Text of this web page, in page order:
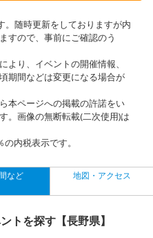
随時更新をしておりますが内
すので、事前にご確認のう
り、イベントの開催情報、
期間などは変更になる場合が
本ページへの掲載の許諾をい
。画像の無断転載(二次使用)は
内税表示です。
など 地図・アクセス
トを探す【長野県】